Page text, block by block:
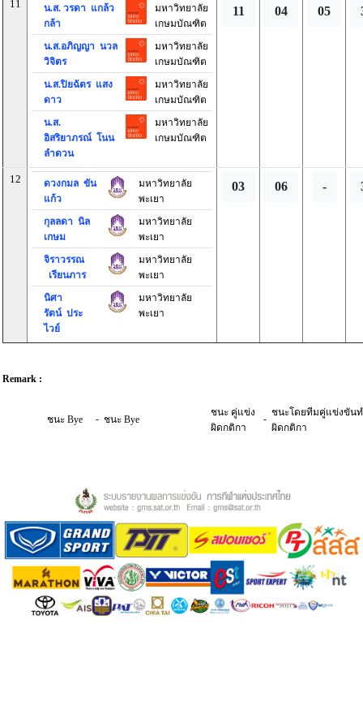
11
น.ส. วรดา แกล้ว
กล้า
มหาวิทยาลัย
เกษมบัณฑิต
น.ส.อภิญญา นวล
วิจิตร
มหาวิทยาลัย
เกษมบัณฑิต
น.ส.ปิยฉัตร แสง
ดาว
มหาวิทยาลัย
เกษมบัณฑิต
น.ส.
อิสริยาภรณ์ โนน
ลำดวน
มหาวิทยาลัย
เกษมบัณฑิต
11 04 05
12
ดวงกมล ขัน
แก้ว
มหาวิทยาลัย
พะเยา
กุลลดา นิล
เกษม
มหาวิทยาลัย
พะเยา
จิราวรรณ
เรียนภาร
มหาวิทยาลัย
พะเยา
นิศา
รัตน์ ประ
ไวย์
มหาวิทยาลัย
พะเยา
03 06 -
Remark :
ชนะ Bye - ชนะ Bye
ชนะ คู่แข่ง
ผิดกติกา
-
ชนะโดยทีมคู่แข่งขัน
ผิดกติกา